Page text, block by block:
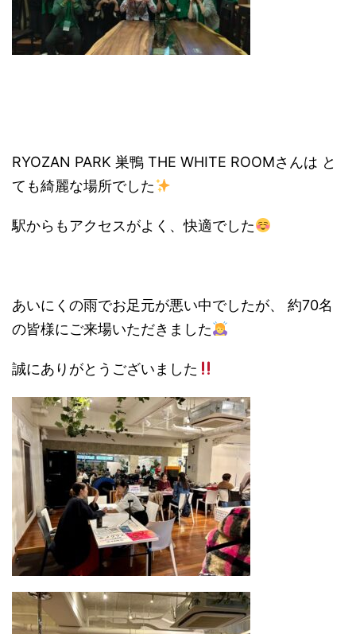
RYOZAN PARK 巣鴨 THE WHITE ROOMさんは と
ても綺麗な場所でした
駅からもアクセスがよく、快適でした
あいにくの雨でお足元が悪い中でしたが、 約70名
の皆様にご来場いただきました
誠にありがとうございました